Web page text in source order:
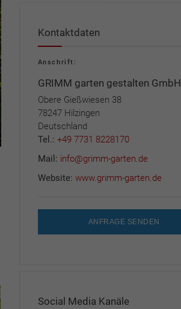
Kontaktdaten
Anschrift:
GRIMM garten gestalten GmbH
Obere Gießwiesen 38
78247 Hilzingen
Deutschland
Tel.: +49 7731 8228170
Mail: info@grimm-garten.de
Website: www.grimm-garten.de
ANFRAGE SENDEN
Social Media Kanäle